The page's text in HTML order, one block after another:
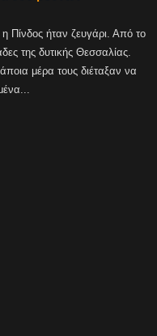
ήταν ζευγάρι. Από το
της δυτικής Θεσσαλίας.
μέρα τους διέταξαν να